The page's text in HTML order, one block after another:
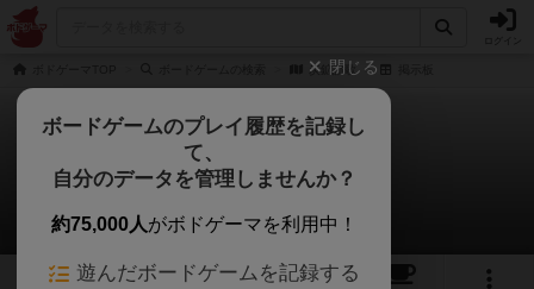
炭鉱讃歌
炭鉱讃歌
0件の掲示板
9 1 8
閉じる
ボードゲームのプレイ履歴を記録し
て、
自分のデータを管理しませんか？
約75,000人がボドゲーマを利用中！
遊んだボードゲームを記録する